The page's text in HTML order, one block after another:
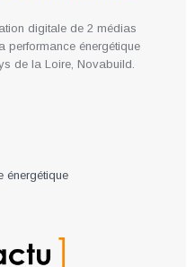
digitale de 2 médias
performance énergétique
de la Loire, Novabuild.
énergétique